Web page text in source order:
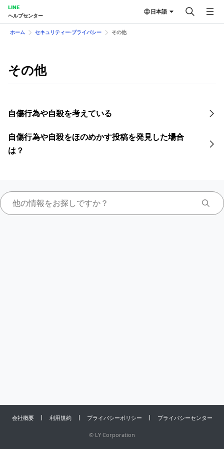
LINE
ヘルプセンター
日本語
ホーム セキュリティー⋅プライバシー その他
その他
自傷行為や自殺を考えている
自傷行為や自殺をほのめかす投稿を発見した場合
は？
会社概要 利用規約 プライバシーポリシー プライバシーセンター
© LY Corporation